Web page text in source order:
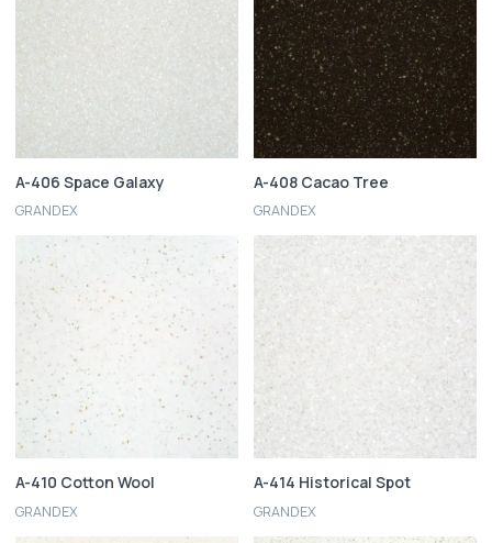
A-406 Space Galaxy
GRANDEX
A-408 Cacao Tree
GRANDEX
A-410 Cotton Wool
GRANDEX
A-414 Historical Spot
GRANDEX